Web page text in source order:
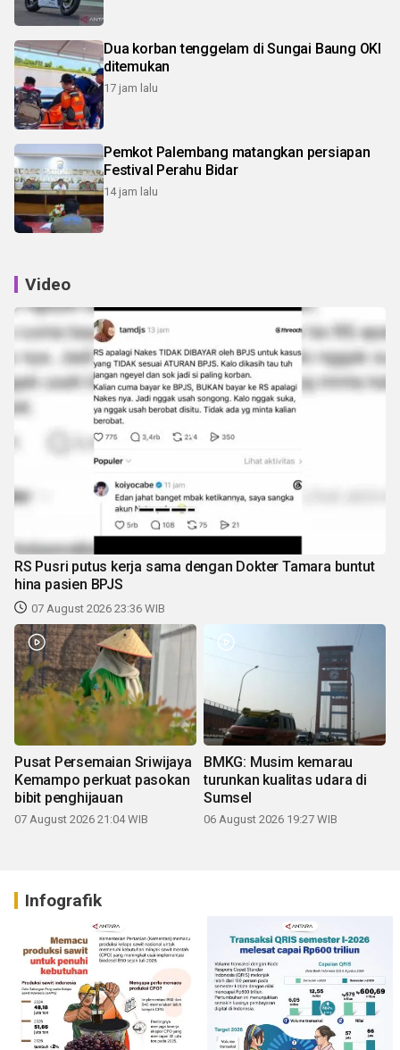
Dua korban tenggelam di Sungai Baung OKI
ditemukan
17 jam lalu
Pemkot Palembang matangkan persiapan
Festival Perahu Bidar
14 jam lalu
Video
RS Pusri putus kerja sama dengan Dokter Tamara buntut
hina pasien BPJS
07 August 2026 23:36 WIB
Pusat Persemaian Sriwijaya
Kemampo perkuat pasokan
bibit penghijauan
07 August 2026 21:04 WIB
BMKG: Musim kemarau
turunkan kualitas udara di
Sumsel
06 August 2026 19:27 WIB
Infografik